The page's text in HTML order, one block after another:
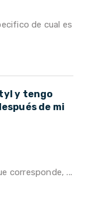
de cual es
y tengo
de mi
corresponde, ...